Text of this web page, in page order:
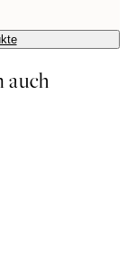
auch